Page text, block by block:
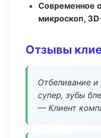
Современное
микроскоп,
Отзывы
Отбеливание
супер, зубы
— Клиент